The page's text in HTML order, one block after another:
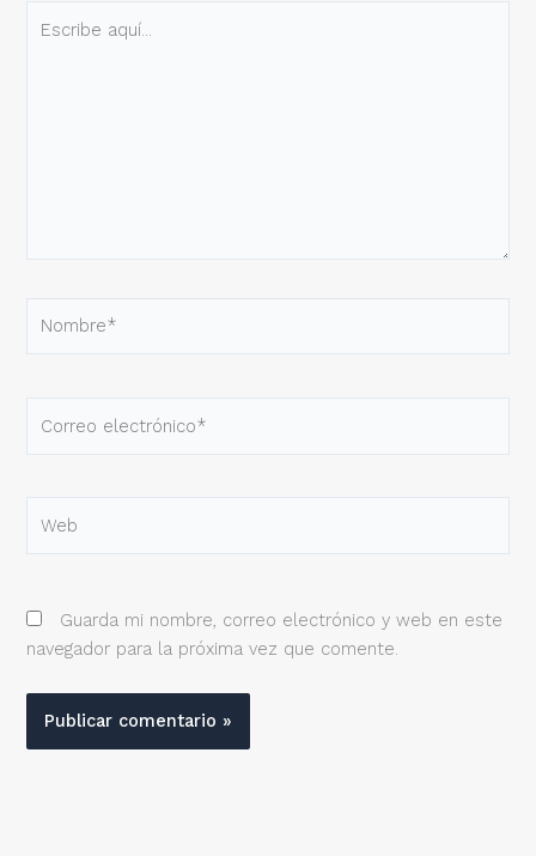
aquí...
electrónico*
Guarda mi nombre, correo electrónico y web en este
navegador para la próxima vez que comente.